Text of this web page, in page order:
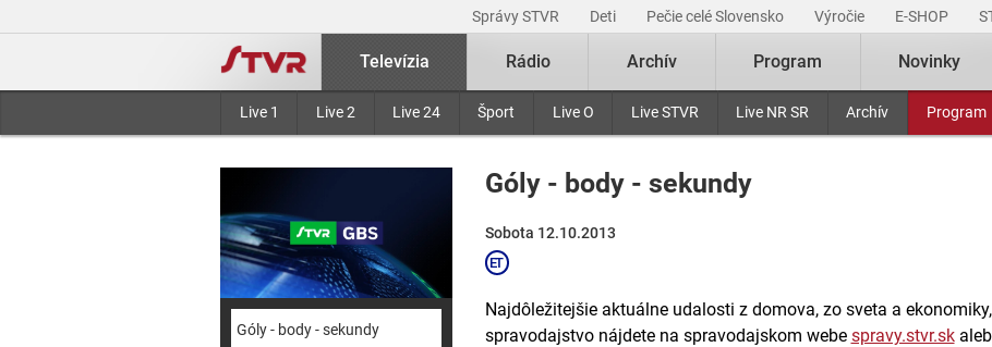
Správy STVR Deti Pečie celé Slovensko Výročie E-SHOP
Televízia
Live 1 Live 2 Live 24 Šport Live O Live STVR Live NR SR Archív Program
Rádio Archív Program Novinky
Góly - body - sekundy
Góly - body - sekundy
Sobota 12.10.2013
Najdôležitejšie aktuálne udalosti z domova, zo sveta a
spravodajstvo nájdete na spravodajskom webe spravy.stvr.sk